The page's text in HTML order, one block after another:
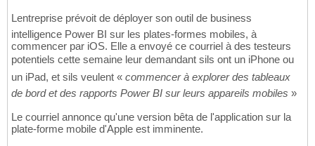
Lentreprise prévoit de déployer son outil de business
intelligence Power BI sur les plates-formes mobiles, à
commencer par iOS. Elle a envoyé ce courriel à des testeurs
potentiels cette semaine leur demandant sils ont un iPhone ou
un iPad, et sils veulent « commencer à explorer des tableaux
de bord et des rapports Power BI sur leurs appareils mobiles »
Le courriel annonce qu'une version bêta de l'application sur la
plate-forme mobile d'Apple est imminente.